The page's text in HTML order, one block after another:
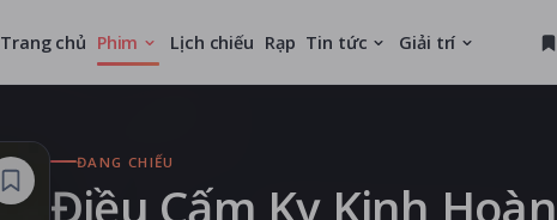
Trang chủ Phim Lịch chiếu Rạp Tin tức Giải trí
ĐANG CHIẾU
Điều Cấm Kỵ Kinh